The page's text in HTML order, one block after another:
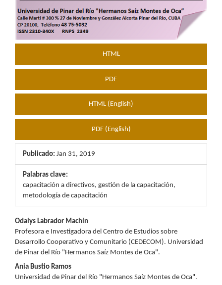
HTML
PDF
HTML (English)
PDF (English)
Publicado: Jan 31, 2019
Palabras clave:
capacitación a directivos, gestión de la capacitación,
metodología de capacitación
Contenido
principal
del
artículo
Odalys Labrador Machín
Profesora e Investigadora del Centro de Estudios sobre
Desarrollo Cooperativo y Comunitario (CEDECOM). Universidad
de Pinar del Río "Hermanos Saíz Montes de Oca".
Ania Bustio Ramos
Universidad de Pinar del Río "Hermanos Saíz Montes de Oca".